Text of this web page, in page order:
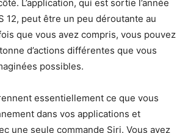
L’application, qui est sortie l’année
12, peut être un peu déroutante au
que vous avez compris, vous pouvez
d’actions différentes que vous
possibles.
essentiellement ce que vous
dans vos applications et
une seule commande Siri. Vous avez